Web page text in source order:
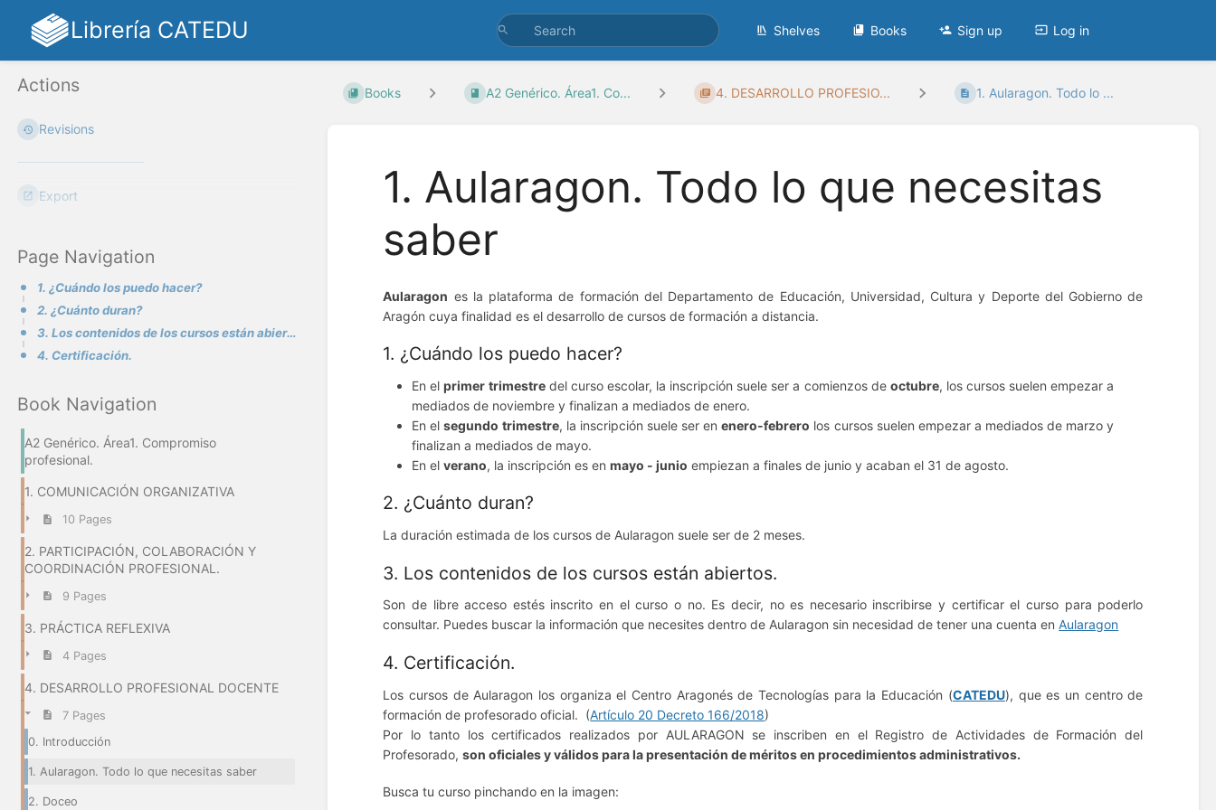
Librería CATEDU Shelves Books Sign up Log in
Actions
Revisions
Export
Page Navigation
1. ¿Cuándo los puedo hacer?
2. ¿Cuánto duran?
3. Los contenidos de los cursos están abiertos.
4. Certificación.
Book Navigation
A2 Genérico. Área1. Compromiso
profesional.
1. COMUNICACIÓN ORGANIZATIVA
10 Pages
2. PARTICIPACIÓN, COLABORACIÓN Y
COORDINACIÓN PROFESIONAL.
9 Pages
3. PRÁCTICA REFLEXIVA
4 Pages
4. DESARROLLO PROFESIONAL DOCENTE
7 Pages
0. Introducción
1. Aularagon. Todo lo que necesitas saber
2. Doceo
Books A2 Genérico. Área1. Co... 4. DESARROLLO PROFESIO... 1. Aularagon. Todo lo ...
1. Aularagon. Todo lo que necesitas
saber
Aularagon es la plataforma de formación del Departamento de Educación, Universidad, Cultura y Deporte del Gobierno de
Aragón cuya finalidad es el desarrollo de cursos de formación a distancia.
1. ¿Cuándo los puedo hacer?
En elprimer trimestredel curso escolar, la inscripción suele ser a comienzos de octubre, los cursos suelen empezar a
mediados de noviembre y finalizan a mediados de enero.
En elsegundo trimestre, la inscripción suele ser enenero-febrero los cursos suelen empezar a mediados de marzo y
finalizan a mediados de mayo.
En elverano, la inscripción es enmayo - junio empiezan a finales de junio y acaban el 31 de agosto.
2. ¿Cuánto duran?
La duración estimada de los cursos de Aularagon suele ser de 2 meses.
3. Los contenidos de los cursos están abiertos.
Son de libre acceso estés inscrito en el curso o no. Es decir, no es necesario inscribirse y certificar el curso para poderlo
consultar. Puedes buscar la información que necesites dentro de Aularagon sin necesidad de tener una cuenta enAularagon
4. Certificación.
Los cursos de Aularagon los organiza el Centro Aragonés de Tecnologías para la Educación (CATEDU), que es un centro de
formación de profesorado oficial. (Artículo 20 Decreto 166/2018)
Por lo tanto los certificados realizados por AULARAGON se inscriben en el Registro de Actividades de Formación del
Profesorado,son oficiales y válidos para la presentación de méritos en procedimientos administrativos.
Busca tu curso pinchando en la imagen: